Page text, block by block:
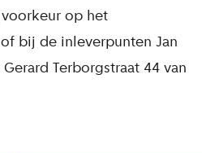
op het
bij de inleverpunten Jan
Terborgstraat 44 van